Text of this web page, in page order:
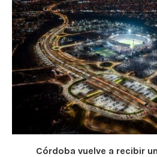
Córdoba vuelve a recibir